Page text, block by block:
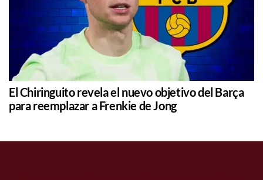
El Chiringuito revela el nuevo objetivo del Barça
para reemplazar a Frenkie de Jong